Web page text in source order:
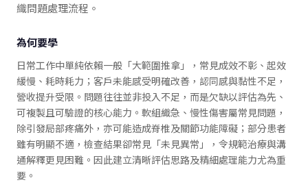
織問題處理流程。
為何要學
日常工作中單純依賴一般「大範圍推拿」，常見成效不彰、起效
緩慢、耗時耗力；客戶未能感受明確改善，認同感與黏性不足，
營收提升受限。問題往往並非投入不足，而是欠缺以評估為先、
可複製且可驗證的核心能力。軟組織急、慢性傷害屬常見問題，
除引發局部疼痛外，亦可能造成脊椎及關節功能障礙；部分患者
雖有明顯不適，檢查結果卻常見「未見異常」，令規範治療與溝
通解釋更見困難。因此建立清晰評估思路及精細處理能力尤為重
要。